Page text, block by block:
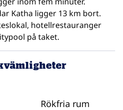
Katha ligger 13 km bort.
hotellrestauranger
på taket.
Rökfria rum